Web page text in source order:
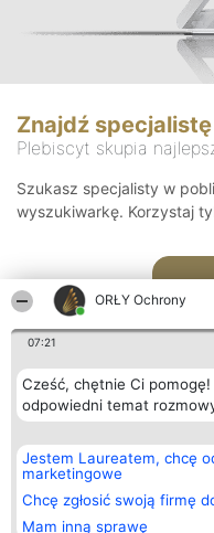
ORŁY Ochrony
07:21
Cześć, chętnie Ci
odpowiedni temat
Jestem Laureatem, chcę
marketingowe
Chcę zgłosić swoją firmę
Mam inną sprawę
Znajdź specjalistę
Plebiscyt skupia
Szukasz specjalisty w
wyszukiwarkę. Korzystaj
Organizator plebiscytu
Bright Side Solutions sp. z o.
o. sp. k.
ul. Ruska 22
Wrocław 50-079
KRS 0000749100 | Regon